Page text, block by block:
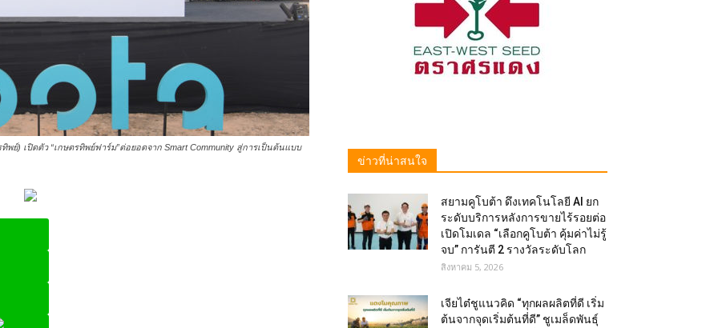
) เปิดตัว “เกษตรทิพย์ฟาร์ม”ต่อยอดจาก Smart Community สู่การเป็นต้นแบบ
ข่าวที่น่าสนใจ
สยามคูโบต้า ดึงเทคโนโลยี AI ยก
ระดับบริการหลังการขายไร้รอยต่อ
เปิดโมเดล “เลือกคูโบต้า คุ้มค่าไม่รู้
จบ” การันตี 2 รางวัลระดับโลก
สิงหาคม 5, 2026
เจียไต๋ชูแนวคิด “ทุกผลผลิตที่ดี เริ่ม
ต้นจากจุดเริ่มต้นที่ดี” ชูเมล็ดพันธุ์